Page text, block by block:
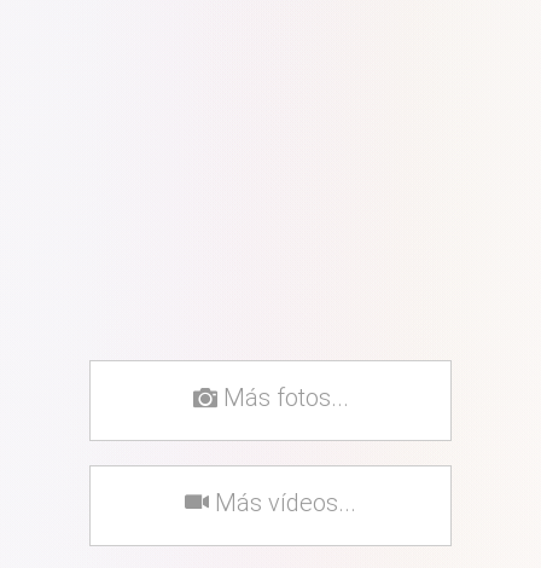
Más fotos...
Más vídeos...